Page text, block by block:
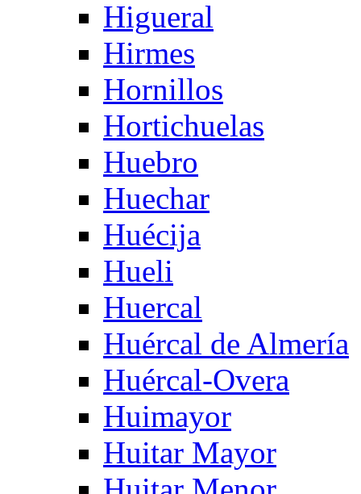
Higueral
Hirmes
Hornillos
Hortichuelas
Huebro
Huechar
Huécija
Hueli
Huercal
Huércal de Almería
Huércal-Overa
Huimayor
Huitar Mayor